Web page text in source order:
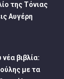
της Τόνιας
Αυγέρη
βιβλία:
με τα